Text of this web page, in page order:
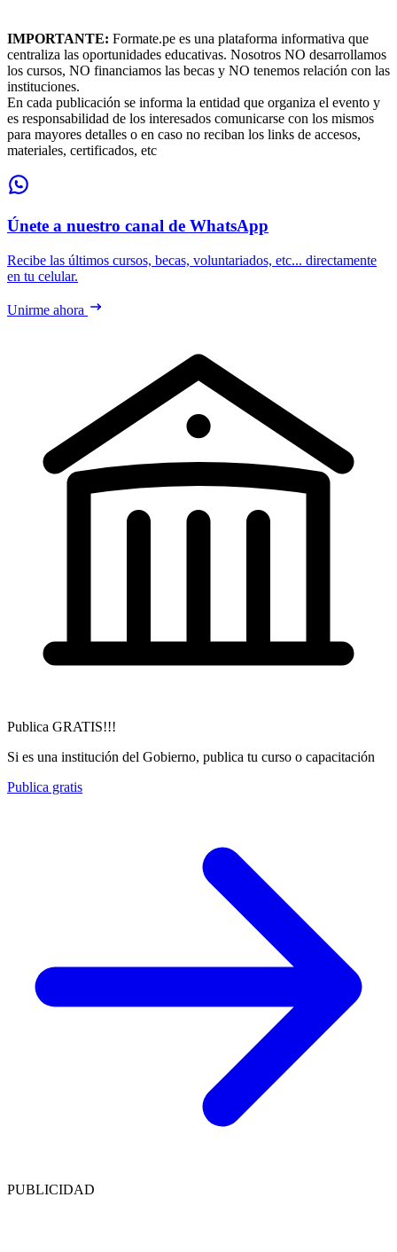
IMPORTANTE: Formate.pe es una plataforma informativa que
centraliza las oportunidades educativas. Nosotros NO desarrollamos
los cursos, NO financiamos las becas y NO tenemos relación con las
instituciones.
En cada publicación se informa la entidad que organiza el evento y
es responsabilidad de los interesados comunicarse con los mismos
para mayores detalles o en caso no reciban los links de accesos,
materiales, certificados, etc
Únete a nuestro canal de WhatsApp
Recibe las últimos cursos, becas, voluntariados, etc... directamente
en tu celular.
Unirme ahora
Publica GRATIS!!!
Si es una institución del Gobierno, publica tu curso o capacitación
Publica gratis
PUBLICIDAD